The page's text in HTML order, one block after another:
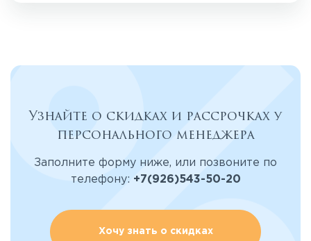
Узнайте о скидках и рассрочках у
персонального менеджера
Заполните форму ниже, или позвоните по
телефону: +7(926)543-50-20
Хочу знать о скидках